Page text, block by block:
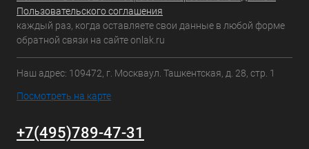
Пользовательского соглашения
каждый раз, когда оставляете свои данные в любой форме
обратной связи на сайте onlak.ru
Наш адрес: 109472, г. Москваул. Ташкентская, д. 28, стр. 1
Посмотреть на карте
+7(495)789-47-31